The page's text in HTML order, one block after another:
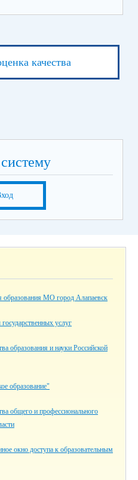
качества
образования МО город Алапаевск
услуг
образования и науки Российской
образование"
общего и профессионального
окно доступа к образовательным